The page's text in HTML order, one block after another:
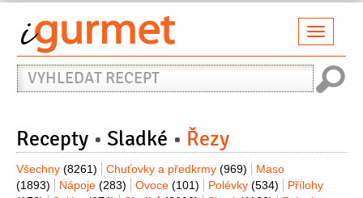
Vyhledat
recept
Recepty Sladké Řezy
Všechny (8261) Chuťovky a předkrmy (969)
Maso
(1893)
Nápoje (283) Ovoce (101) Polévky (534)
Přílohy